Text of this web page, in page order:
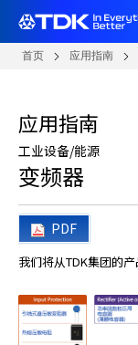
首页 应用指南
应用指南
工业设备/能源
变频器
PDF